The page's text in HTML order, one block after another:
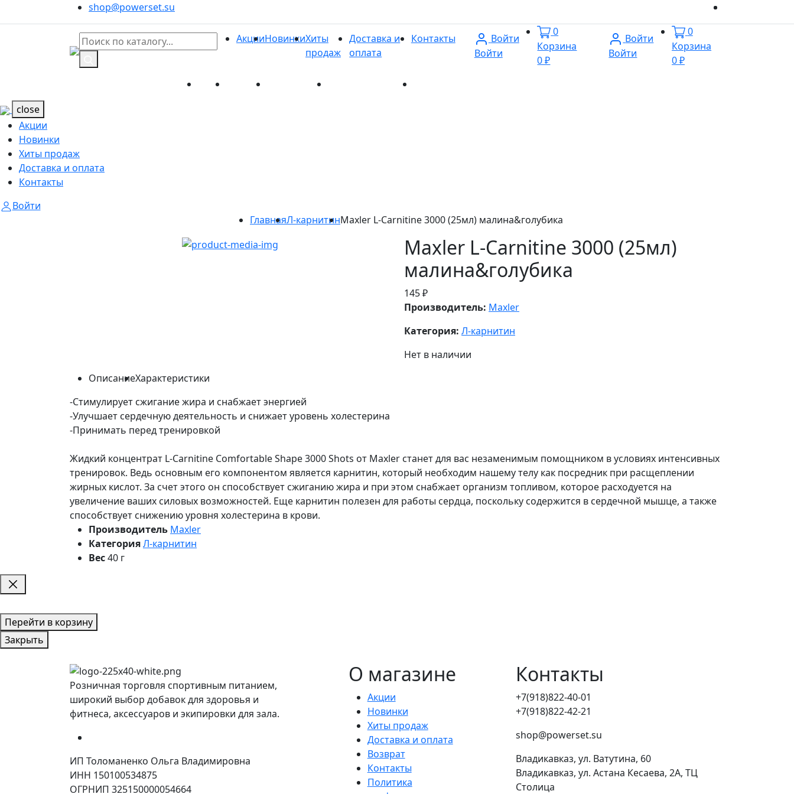
shop@powerset.su
АкцииНовинкиХиты
продаж
Доставка и
оплата
Контакты
Войти
Войти
0
Корзина
0 ₽
Войти
Войти
0
Корзина
0 ₽
Акции Новинки Хиты продаж Доставка и оплата
close
Акции
Новинки
Хиты продаж
Доставка и оплата
Контакты
Войти
ГлавнаяЛ-карнитинMaxler L-Carnitine 3000 (25мл) малина&голубика
Maxler L-Carnitine 3000 (25мл)
малина&голубика
145 ₽
Производитель: Maxler
Категория: Л-карнитин
Нет в наличии
ОписаниеХарактеристики
-Стимулирует сжигание жира и снабжает энергией
-Улучшает сердечную деятельность и снижает уровень холестерина
-Принимать перед тренировкой
Жидкий концентрат L-Carnitine Comfortable Shape 3000 Shots от Maxler станет для вас незаменимым помощником в условиях интенсивных
тренировок. Ведь основным его компонентом является карнитин, который необходим нашему телу как посредник при расщеплении
жирных кислот. За счет этого он способствует сжиганию жира и при этом снабжает организм топливом, которое расходуется на
увеличение ваших силовых возможностей. Еще карнитин полезен для работы сердца, поскольку содержится в сердечной мышце, а также
способствует снижению уровня холестерина в крови.
Производитель Maxler
КатегорияЛ-карнитин
Вес40 г
Перейти в корзину
Закрыть
Розничная торговля спортивным питанием,
широкий выбор добавок для здоровья и
фитнеса, аксессуаров и экипировки для зала.
ИП Толоманенко Ольга Владимировна
ИНН 150100534875
ОГРНИП 325150000054664
О магазине
Акции
Новинки
Хиты продаж
Доставка и оплата
Возврат
Контакты
Политика
Контакты
+7(918)822-40-01
+7(918)822-42-21
shop@powerset.su
Владикавказ, ул. Ватутина, 60
Владикавказ, ул. Астана Кесаева, 2А, ТЦ
Столица